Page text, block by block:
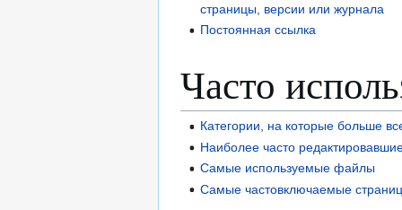
страницы, версии или журнала
Постоянная ссылка
Часто
Категории, на которые больше
Наиболее часто
Самые используемые файлы
Самые частовключаемые